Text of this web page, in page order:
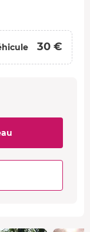
30 €